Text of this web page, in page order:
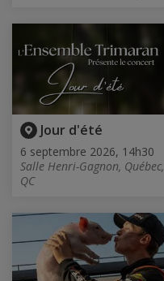
Jour d'été
6 septembre 2026, 14h30
Salle Henri-Gagnon, Québec,
QC